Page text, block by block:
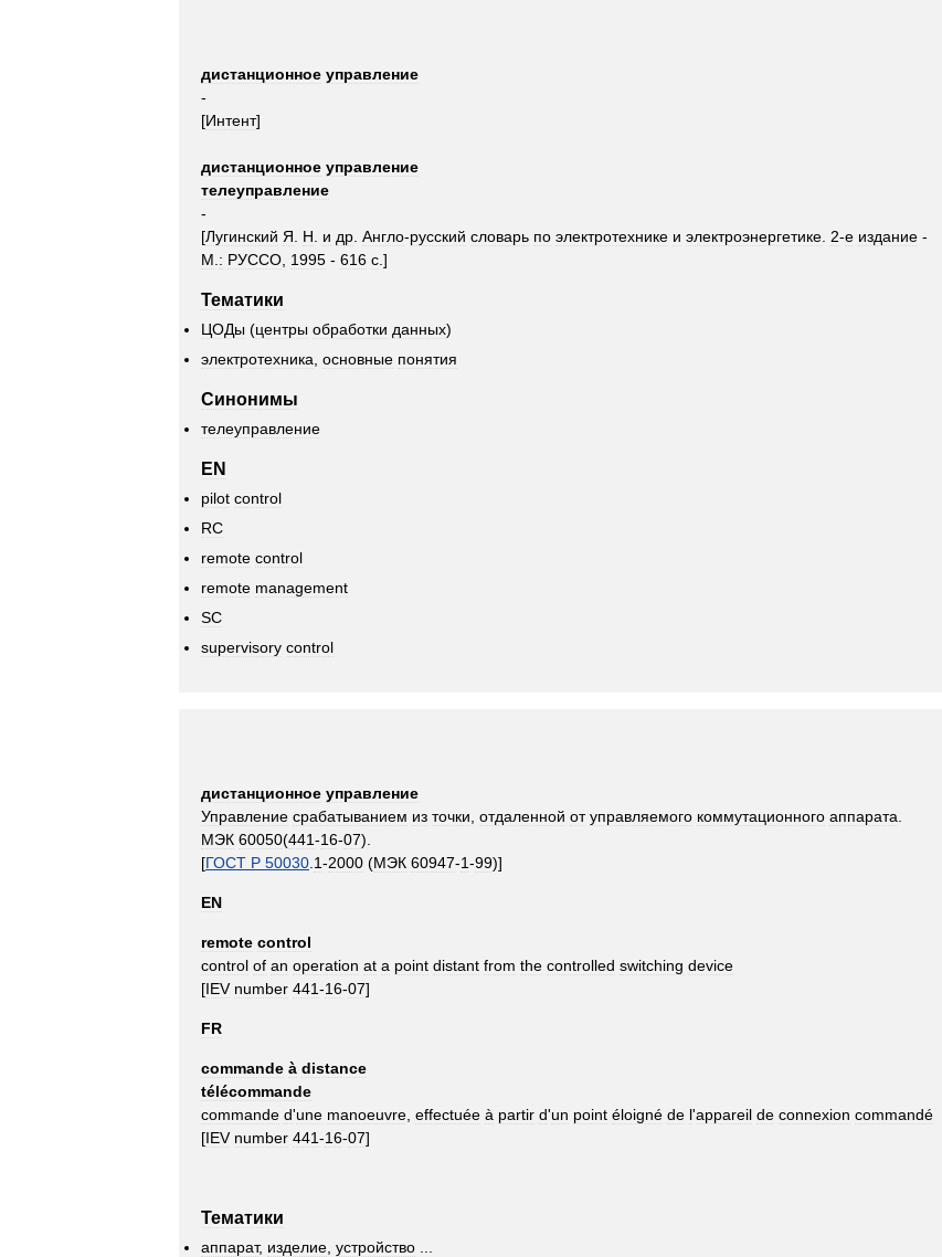
дистанционное управление
-
[Интент]
дистанционное управление
телеуправление
-
[Лугинский Я Н и др Англо-русский словарь по электротехнике и электроэнергетике 2-е издание -
М : РУССО 1995 - 616 с .]
Тематики
ЦОДы (центры обработки данных)
электротехника основные понятия
Синонимы
телеуправление
EN
pilot control
RC
remote control
remote management
SC
supervisory control
дистанционное управление
Управление срабатыванием из точки отдаленной от управляемого коммутационного аппарата
МЭК 60050(441-16-07).
[ГОСТ Р 50030 1-2000 (МЭК 60947-1-99)]
EN
remote control
control of an operation at a point distant from the controlled switching device
[IEV number 441-16-07]
FR
commande à distance
télécommande
commande d'une manoeuvre effectuée à partir d'un point éloigné de l'appareil de connexion commandé
[IEV number 441-16-07]
Тематики
аппарат, изделие устройство